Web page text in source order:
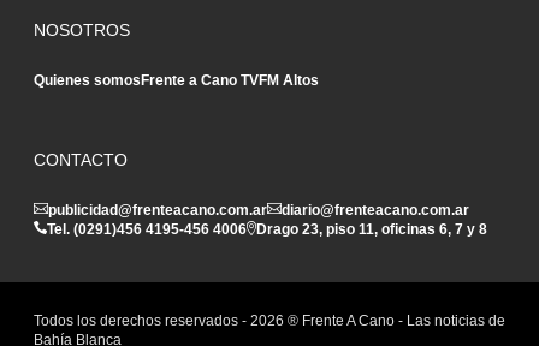
NOSOTROS
Quienes somosFrente a Cano TVFM Altos
CONTACTO
publicidad@frenteacano.com.ar
diario@frenteacano.com.ar
Tel. (0291)456 4195-456 4006 Drago 23, piso 11, oficinas 6, 7 y 8
Todos los derechos reservados - 2026 ® Frente A Cano - Las noticias de
Bahía Blanca